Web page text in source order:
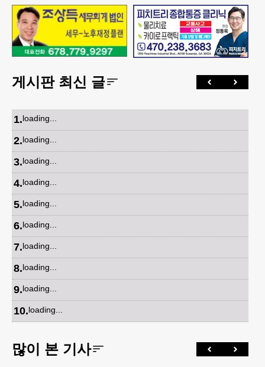
게시판 최신 글
1.loading...
2.loading...
3.loading...
4.loading...
5.loading...
6.loading...
7.loading...
8.loading...
9.loading...
10.loading...
많이 본 기사